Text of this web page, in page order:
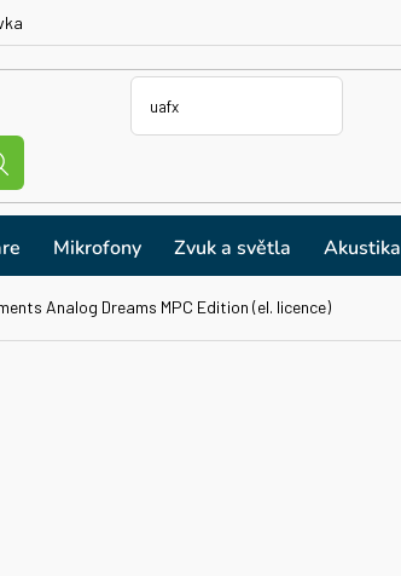
Mikrofony Zvuk a světla Akustika
Analog Dreams MPC Edition (el. licence)